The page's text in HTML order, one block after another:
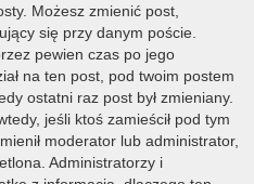
Możesz zmienić post,
się przy danym poście.
pewien czas po jego
na ten post, pod twoim postem
ostatni raz post był zmieniany.
jeśli ktoś zamieścił pod tym
moderator lub administrator,
Administratorzy i